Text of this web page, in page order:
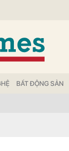
BẤT ĐỘNG SẢN